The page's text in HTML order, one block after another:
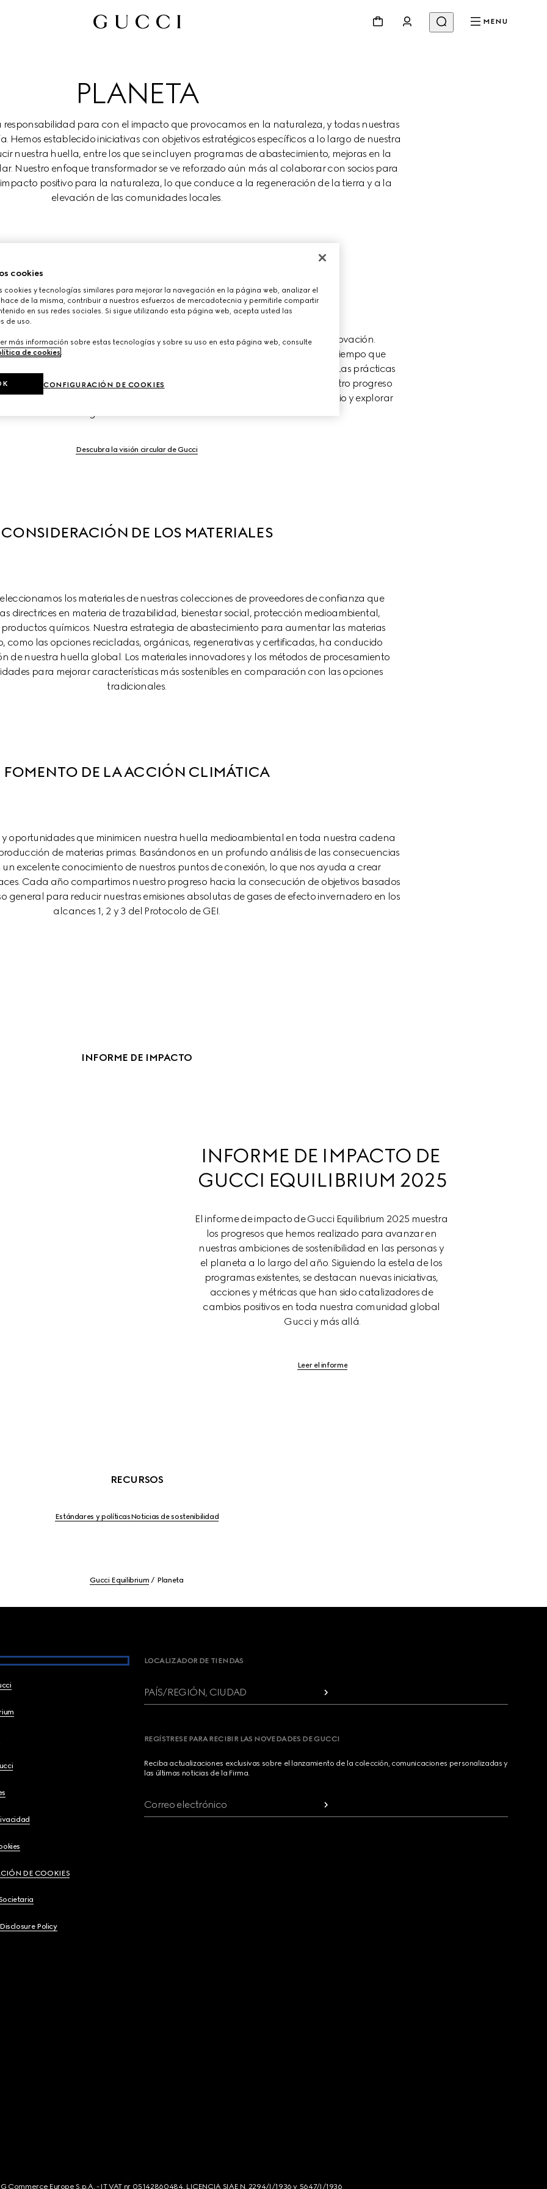
MENU
PLANETA
responsabilidad para con el impacto que provocamos en la naturaleza, y todas nuestras
Hemos establecido iniciativas con objetivos estratégicos específicos a lo largo de nuestra
nuestra huella, entre los que se incluyen programas de abastecimiento, mejoras en la
Nuestro enfoque transformador se ve reforzado aún más al colaborar con socios para
positivo para la naturaleza, lo que conduce a la regeneración de la tierra y a la
elevación de las comunidades locales.
INNOVACIÓN PARA LA CIRCULARIDAD
de los principios de circularidad comienza con el diseño creativo y la innovación.
circular exhaustiva para eliminar los residuos y la contaminación al tiempo que
capacidad de recuperación, la reutilización, el reciclaje y la segunda vida. Las prácticas
de carácter interno, como Gucci-Up y Gucci Scrap-less, impulsan nuestro progreso
esfuerzos al transformarnos en pioneros de nuevos modelos de negocio y explorar
Descubra la visión circular de Gucci
CONSIDERACIÓN DE LOS MATERIALES
los materiales de nuestras colecciones de proveedores de confianza que
directrices en materia de trazabilidad, bienestar social, protección medioambiental,
químicos. Nuestra estrategia de abastecimiento para aumentar las materias
como las opciones recicladas, orgánicas, regenerativas y certificadas, ha conducido
de nuestra huella global. Los materiales innovadores y los métodos de procesamiento
para mejorar características más sostenibles en comparación con las opciones
tradicionales.
FOMENTO DE LA ACCIÓN CLIMÁTICA
oportunidades que minimicen nuestra huella medioambiental en toda nuestra cadena
de materias primas. Basándonos en un profundo análisis de las consecuencias
excelente conocimiento de nuestros puntos de conexión, lo que nos ayuda a crear
Cada año compartimos nuestro progreso hacia la consecución de objetivos basados
general para reducir nuestras emisiones absolutas de gases de efecto invernadero en los
alcances 1, 2 y 3 del Protocolo de GEI.
INFORME DE IMPACTO
INFORME DE IMPACTO DE
GUCCI EQUILIBRIUM 2025
El informe de impacto de Gucci Equilibrium 2025 muestra
los progresos que hemos realizado para avanzar en
nuestras ambiciones de sostenibilidad en las personas y
el planeta a lo largo del año. Siguiendo la estela de los
programas existentes, se destacan nuevas iniciativas,
acciones y métricas que han sido catalizadores de
cambios positivos en toda nuestra comunidad global
Gucci y más allá.
Leer el informe
RECURSOS
Estándares y políticasNoticias de sostenibilidad
Gucci Equilibrium Planeta
DE COOKIES
Policy
LOCALIZADOR DE TIENDAS
PAÍS/REGIÓN, CIUDAD
REGÍSTRESE PARA RECIBIR LAS NOVEDADES DE GUCCI
Reciba actualizaciones exclusivas sobre el lanzamiento de la colección, comunicaciones personalizadas y
las últimas noticias de la Firma.
Correo electrónico
Commerce Europe S.p.A. - IT VAT nr 05142860484. LICENCIA SIAE N. 2294/I/1936 y 5647/I/1936
cookies
cookies y tecnologías similares para mejorar la navegación en la página web, analizar el
hace de la misma, contribuir a nuestros esfuerzos de mercadotecnia y permitirle compartir
en sus redes sociales. Si sigue utilizando esta página web, acepta usted las
de uso.
más información sobre estas tecnologías y sobre su uso en esta página web, consulte
de cookies.
CONFIGURACIÓN DE COOKIES